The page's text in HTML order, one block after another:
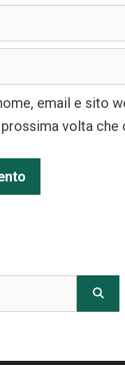
email e sito
volta che